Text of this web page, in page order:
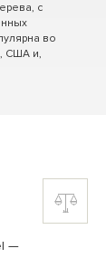
с
во
США и,
—